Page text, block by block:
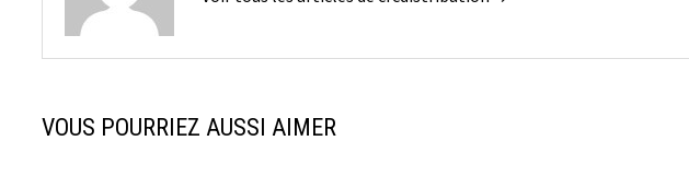
VOUS POURRIEZ AUSSI AIMER